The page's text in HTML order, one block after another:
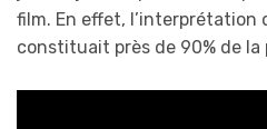
film. En effet, l’interprétation
constituait près de 90% de la